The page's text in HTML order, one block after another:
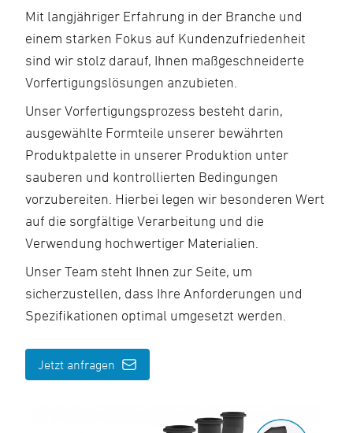
Mit langjähriger Erfahrung in der Branche und
einem starken Fokus auf Kundenzufriedenheit
sind wir stolz darauf, Ihnen maßgeschneiderte
Vorfertigungslösungen anzubieten.
Unser Vorfertigungsprozess besteht darin,
ausgewählte Formteile unserer bewährten
Produktpalette in unserer Produktion unter
sauberen und kontrollierten Bedingungen
vorzubereiten. Hierbei legen wir besonderen Wert
auf die sorgfältige Verarbeitung und die
Verwendung hochwertiger Materialien.
Unser Team steht Ihnen zur Seite, um
sicherzustellen, dass Ihre Anforderungen und
Spezifikationen optimal umgesetzt werden.
Jetzt anfragen